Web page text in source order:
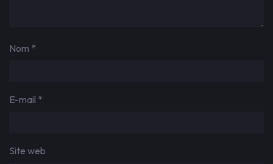
Nom *
E-mail *
Site web